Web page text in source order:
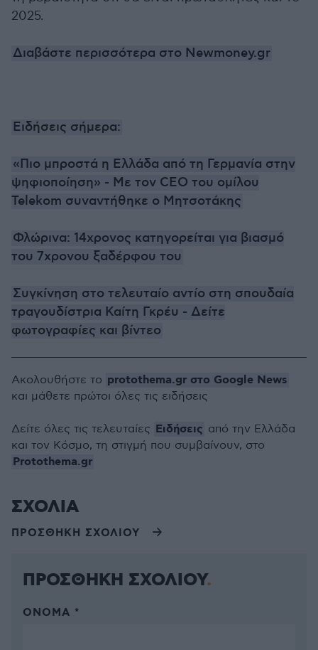
2025.
Διαβάστε περισσότερα στο Newmoney.gr
Ειδήσεις σήμερα:
«Πιο μπροστά η Ελλάδα από τη Γερμανία στην
ψηφιοποίηση» - Με τον CEO του ομίλου
Telekom συναντήθηκε ο Μητσοτάκης
Φλώρινα: 14χρονος κατηγορείται για βιασμό
του 7χρονου ξαδέρφου του
Συγκίνηση στο τελευταίο αντίο στη σπουδαία
τραγουδίστρια Καίτη Γκρέυ - Δείτε
φωτογραφίες και βίντεο
Ακολουθήστε το protothema.gr στο Google News
και μάθετε πρώτοι όλες τις ειδήσεις
Δείτε όλες τις τελευταίες Ειδήσεις από την Ελλάδα
και τον Κόσμο, τη στιγμή που συμβαίνουν, στο
Protothema.gr
ΣΧΟΛΙΑ
ΠΡΟΣΘΗΚΗ ΣΧΟΛΙΟΥ
ΠΡΟΣΘΗΚΗ ΣΧΟΛΙΟΥ
ΌΝΟΜΑ *